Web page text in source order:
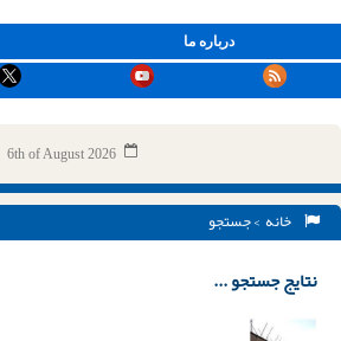
درباره ما
6th of August 2026
خانه > جستجو
نتایج جستجو ...